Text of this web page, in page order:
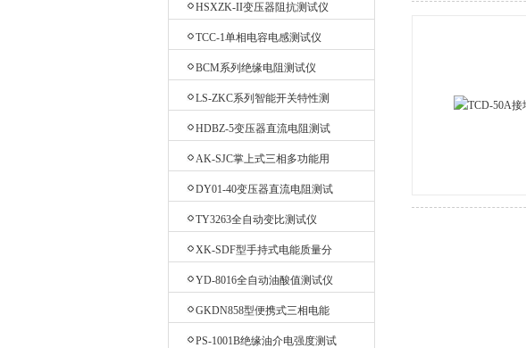
HSXZK-II变压器阻抗测试仪
TCC-1单相电容电感测试仪
BCM系列绝缘电阻测试仪
LS-ZKC系列智能开关特性测
HDBZ-5变压器直流电阻测试
AK-SJC掌上式三相多功能用
DY01-40变压器直流电阻测试
TY3263全自动变比测试仪
XK-SDF型手持式电能质量分
YD-8016全自动油酸值测试仪
GKDN858型便携式三相电能
质量分析仪
PS-1001B绝缘油介电强度测试